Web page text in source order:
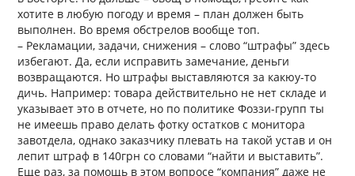
хотите в любую погоду и время – план должен быть
выполнен. Во время обстрелов вообще топ.
– Рекламации, задачи, снижения – слово “штрафы” здесь
избегают. Да, если исправить замечание, деньги
возвращаются. Но штрафы выставляются за какюу-то
дичь. Например: товара действительно не нет складе и
указывает это в отчете, но по политике Фоззи-групп ты
не имеешь право делать фотку остатков с монитора
завотдела, однако заказчику плевать на такой устав и он
лепит штраф в 140грн со словами “найти и выставить”.
Еще раз, за помощь в этом вопросе “компания” даже не